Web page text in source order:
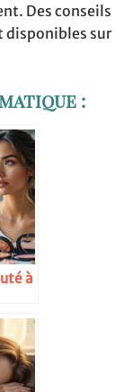
Des conseils
disponibles sur
:
à